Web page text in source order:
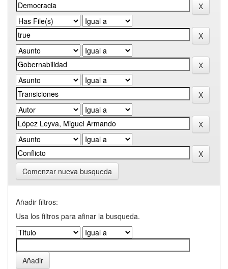
Comenzar nueva busqueda
Añadir filtros:
Usa los filtros para afinar la busqueda.